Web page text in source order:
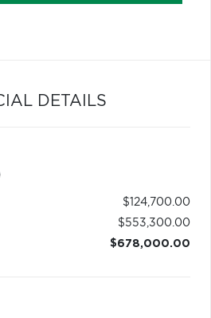
DETAILS
$124,700.00
$553,300.00
$678,000.00